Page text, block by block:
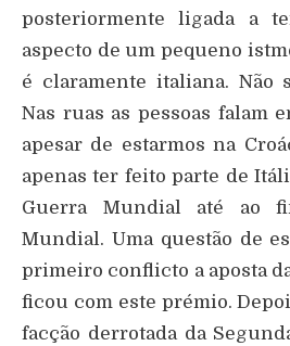
posteriormente ligada a
aspecto de um pequeno
é claramente italiana. Não
Nas ruas as pessoas falam
apesar de estarmos na
apenas ter feito parte de
Guerra Mundial até ao
Mundial. Uma questão de
primeiro conflicto a aposta
ficou com este prémio.
facção derrotada da